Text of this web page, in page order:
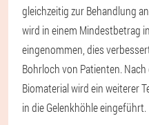
gleichzeitig zur Behandlung
wird in einem Mindestbetrag
eingenommen, dies
Bohrloch von Patienten.
Biomaterial wird ein weiterer
in die Gelenkhöhle eingeführt.